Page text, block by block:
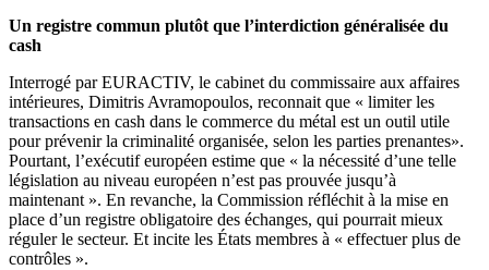
Un registre commun plutôt que l’interdiction généralisée du
cash
Interrogé par EURACTIV, le cabinet du commissaire aux affaires
intérieures, Dimitris Avramopoulos, reconnait que « limiter les
transactions en cash dans le commerce du métal est un outil utile
pour prévenir la criminalité organisée, selon les parties prenantes».
Pourtant, l’exécutif européen estime que « la nécessité d’une telle
législation au niveau européen n’est pas prouvée jusqu’à
maintenant ». En revanche, la Commission réfléchit à la mise en
place d’un registre obligatoire des échanges, qui pourrait mieux
réguler le secteur. Et incite les États membres à « effectuer plus de
contrôles ».